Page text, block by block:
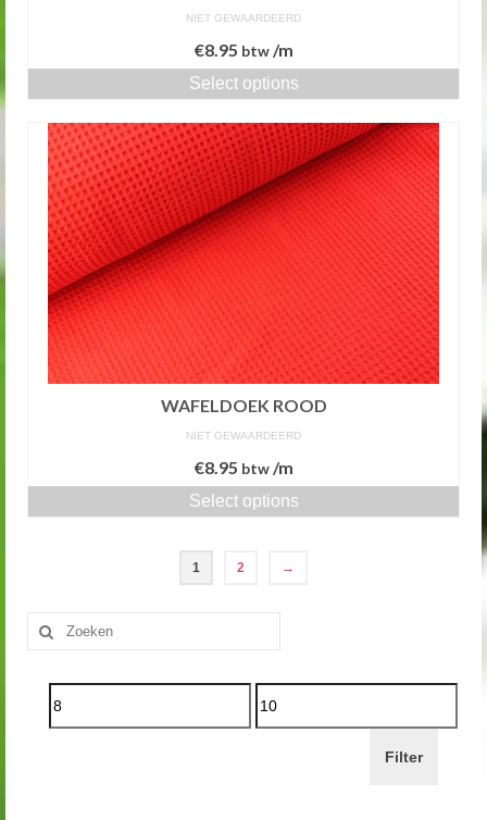
NIET GEWAARDEERD
€8.95 btw/m
Select options
WAFELDOEK ROOD
NIET GEWAARDEERD
€8.95 btw/m
Select options
1 2 →
Zoeken
naar:
Filter